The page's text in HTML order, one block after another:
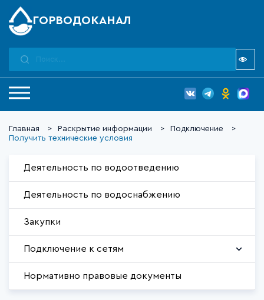
ГОРВОДОКАНАЛ
Главная Раскрытие информации
Подключение
Получить технические условия
Деятельность по водоотведению
Деятельность по водоснабжению
Закупки
Подключение к сетям
Нормативно правовые документы